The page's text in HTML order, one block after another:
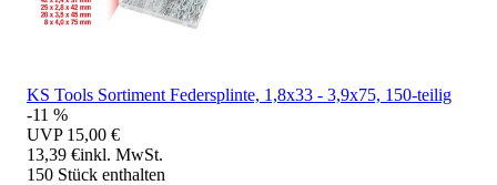
KS Tools Sortiment Federsplinte, 1,8x33 - 3,9x75, 150-teilig
-11 %
UVP 15,00 €
13,39 €inkl. MwSt.
150 Stück enthalten